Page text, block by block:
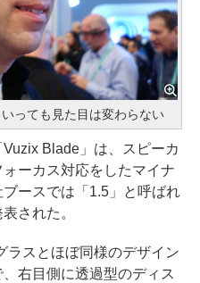
っても見た目は変わらない
Blade」は、スピーカ
ーカス対応をしたマイナ
ースでは「1.5」と呼ばれ
された。
スとほぼ同様のデザイン
右目側に透過型のディス